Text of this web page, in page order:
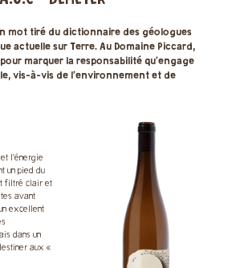
mot tiré du dictionnaire des géologues
actuelle sur Terre. Au Domaine Piccard,
marquer la responsabilité qu’engage
vis-à-vis de l’environnement et de
l’énergie
un pied du
filtré clair et
avant
excellent
dans un
aux «